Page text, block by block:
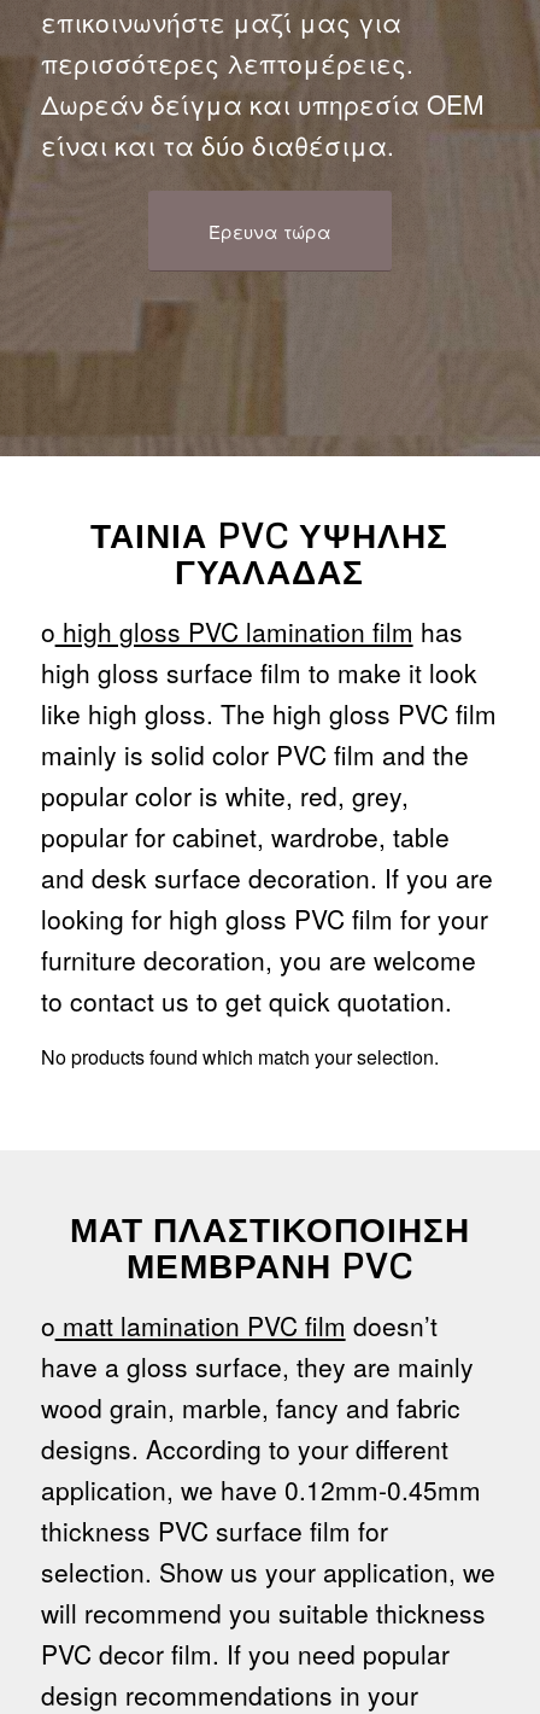
επικοινωνήστε μαζί μας για
περισσότερες λεπτομέρειες.
Δωρεάν δείγμα και υπηρεσία OEM
είναι και τα δύο διαθέσιμα.
Έρευνα τώρα
ΤΑΙΝΊΑ PVC ΥΨΗΛΉΣ
ΓΥΑΛΆΔΑΣ
ο high gloss PVC lamination film has
high gloss surface film to make it look
like high gloss. The high gloss PVC film
mainly is solid color PVC film and the
popular color is white, red, grey,
popular for cabinet, wardrobe, table
and desk surface decoration. If you are
looking for high gloss PVC film for your
furniture decoration, you are welcome
to contact us to get quick quotation.
No products found which match your selection.
ΜΑΤ ΠΛΑΣΤΙΚΟΠΟΊΗΣΗ
ΜΕΜΒΡΆΝΗ PVC
ο matt lamination PVC film doesn’t
have a gloss surface, they are mainly
wood grain, marble, fancy and fabric
designs. According to your different
application, we have 0.12mm-0.45mm
thickness PVC surface film for
selection. Show us your application, we
will recommend you suitable thickness
PVC decor film. If you need popular
design recommendations in your